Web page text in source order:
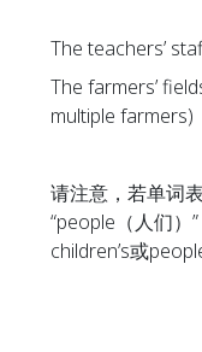
The teachers’
The farmers’
multiple farmers)
请注意，若单词
“people（人们）
children’s或